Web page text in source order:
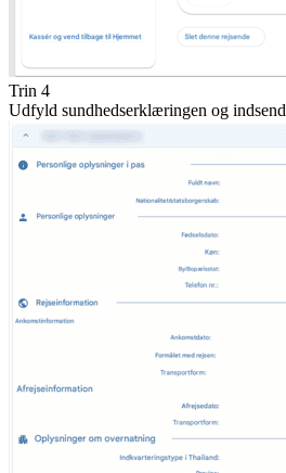
Trin 4
Udfyld sundhedserklæringen og indsend